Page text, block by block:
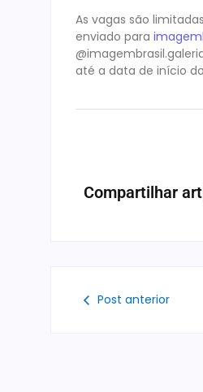
As vagas são
enviado para
até a data de início
Compartilhar
Post anterior